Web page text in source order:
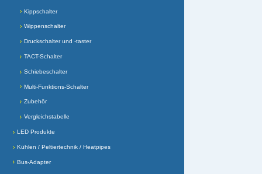
Kippschalter
Wippenschalter
Druckschalter und -taster
TACT-Schalter
Schiebeschalter
Multi-Funktions-Schalter
Zubehör
Vergleichstabelle
LED Produkte
Kühlen / Peltiertechnik / Heatpipes
Bus-Adapter